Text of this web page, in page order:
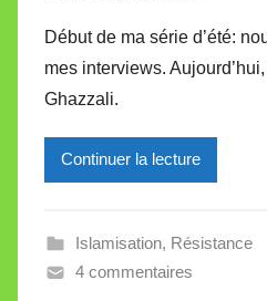
r
M
r
e
l
Début de ma série d’été:
mes interviews.
Ghazzali.
Continuer la lecture
Islamisation, Résistance
4 commentaires